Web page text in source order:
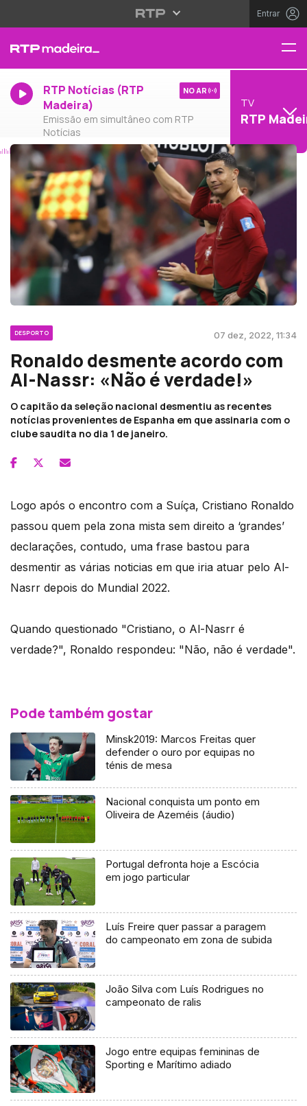
Entrar
RTP Notícias (RTP
Madeira)
Emissão em simultâneo com RTP
Notícias
NO AR
TV
RTP
DESPORTO 07 dez, 2022, 11:34
Ronaldo desmente acordo com
Al-Nassr: «Não é verdade!»
O capitão da seleção nacional desmentiu as recentes
notícias provenientes de Espanha em que assinaria com o
clube saudita no dia 1 de janeiro.
Logo após o encontro com a Suíça, Cristiano Ronaldo
passou quem pela zona mista sem direito a ‘grandes’
declarações, contudo, uma frase bastou para
desmentir as várias noticias em que iria atuar pelo Al-
Nasrr depois do Mundial 2022.
Quando questionado "Cristiano, o Al-Nasrr é
verdade?", Ronaldo respondeu: "Não, não é verdade".
Pode também gostar
Minsk2019: Marcos Freitas quer
defender o ouro por equipas no
ténis de mesa
Nacional conquista um ponto em
Oliveira de Azeméis (áudio)
Portugal defronta hoje a Escócia
em jogo particular
Luís Freire quer passar a paragem
do campeonato em zona de subida
João Silva com Luís Rodrigues no
campeonato de ralis
Jogo entre equipas femininas de
Sporting e Marítimo adiado